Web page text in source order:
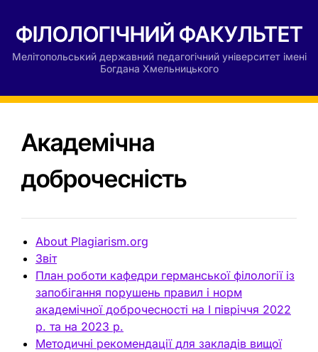
ФІЛОЛОГІЧНИЙ ФАКУЛЬТЕТ
Мелітопольський державний педагогічний університет імені
Богдана Хмельницького
Академічна
доброчесність
About Plagiarism.org
Звіт
План роботи кафедри германської філології із
запобігання порушень правил і норм
академічної доброчесності на І півріччя 2022
р. та на 2023 р.
Методичні рекомендації для закладів вищої